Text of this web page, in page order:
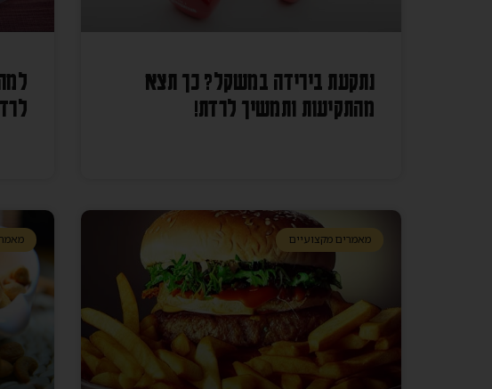
נתקעת בירידה במשקל? כך תצא
מהתקיעות ותמשיך לרדת!
מאמרים מקצועיים